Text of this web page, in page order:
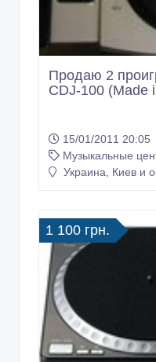
Продаю 2
CDJ-100 (Made
15/01/2011 20:05
Музыкальные
Украина, Киев и
1 100 грн.